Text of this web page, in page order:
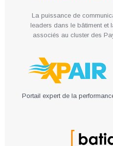
La puissance de
leaders dans le bâtiment et
associés au cluster des
Portail expert de la